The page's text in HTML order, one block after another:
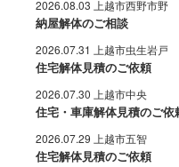
2026.08.03 上越市西野市野
納屋解体のご相談
2026.07.31 上越市虫生岩戸
住宅解体見積のご依頼
2026.07.30 上越市中央
住宅・車庫解体見積のご依
2026.07.29 上越市五智
住宅解体見積のご依頼